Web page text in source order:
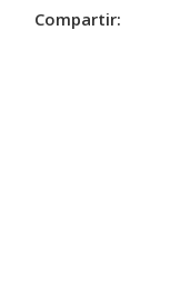
Compartir: